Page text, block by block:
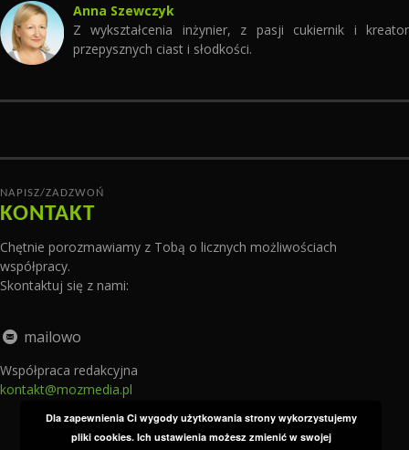
Anna Szewczyk
Z wykształcenia inżynier, z pasji cukiernik i kreator
przepysznych ciast i słodkości.
NAPISZ/ZADZWOŃ
KONTAKT
Chętnie porozmawiamy z Tobą o licznych możliwościach
współpracy.
Skontaktuj się z nami:
mailowo
Współpraca redakcyjna
kontakt@mozmedia.pl
Dla zapewnienia Ci wygody użytkowania strony wykorzystujemy
pliki cookies. Ich ustawienia możesz zmienić w swojej